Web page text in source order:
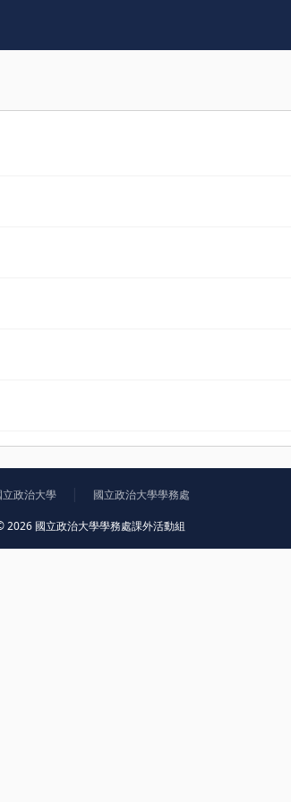
立政治大學 國立政治大學學務處
2026 國立政治大學學務處課外活動組